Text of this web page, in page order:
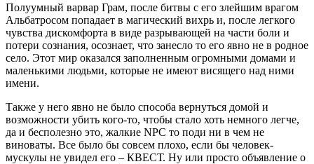
Полуумный варвар Грам, после битвы с его злейшим врагом
Альбатросом попадает в магический вихрь и, после легкого
чувства дискомфорта в виде разрывающей на части боли и
потери сознания, осознает, что занесло то его явно не в родное
село. Этот мир оказался заполненным огромными домами и
маленькими людьми, которые не имеют висящего над ними
имени.
Также у него явно не было способа вернуться домой и
возможности убить кого-то, чтобы стало хоть немного легче,
да и бесполезно это, жалкие NPC то поди ни в чем не
виноваты. Все было бы совсем плохо, если бы человек-
мускулы не увидел его – КВЕСТ. Ну или просто объявление о